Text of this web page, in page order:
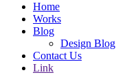
Home
Works
Blog
Design Blog
Contact Us
Link